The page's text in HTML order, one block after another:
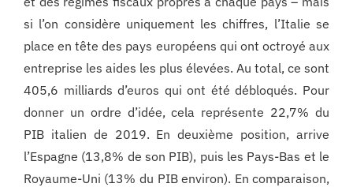
si l’on considère uniquement les chiffres, l’Italie se
place en tête des pays européens qui ont octroyé aux
entreprise les aides les plus élevées. Au total, ce sont
405,6 milliards d’euros qui ont été débloqués. Pour
donner un ordre d’idée, cela représente 22,7% du
PIB italien de 2019. En deuxième position, arrive
l’Espagne (13,8% de son PIB), puis les Pays-Bas et le
Royaume-Uni (13% du PIB environ). En comparaison,